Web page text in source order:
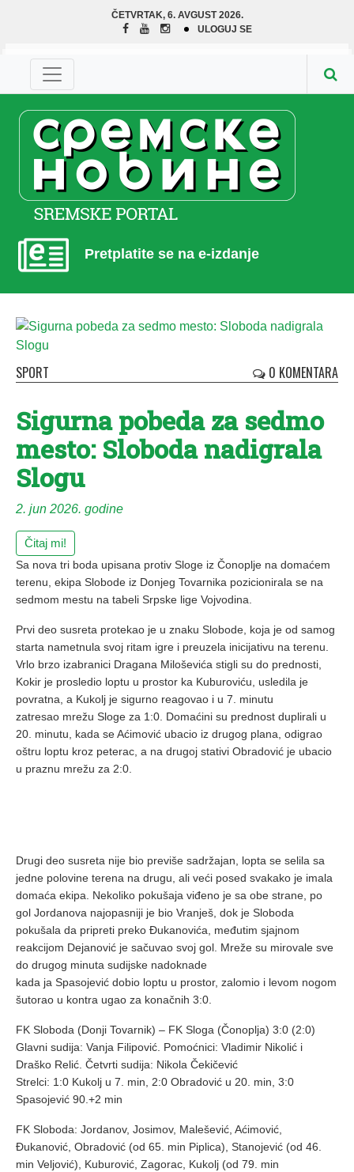
ČETVRTAK, 6. AVGUST 2026.
ULOGUJ SE
Pretplatite se na e-izdanje
SPORT 0 KOMENTARA
Sigurna pobeda za sedmo
mesto: Sloboda nadigrala
Slogu
2. jun 2026. godine
Čitaj mi!
Sa nova tri boda upisana protiv Sloge iz Čonoplje na domaćem
terenu, ekipa Slobode iz Donjeg Tovarnika pozicionirala se na
sedmom mestu na tabeli Srpske lige Vojvodina.
Prvi deo susreta protekao je u znaku Slobode, koja je od samog
starta nametnula svoj ritam igre i preuzela inicijativu na terenu.
Vrlo brzo izabranici Dragana Miloševića stigli su do prednosti,
Kokir je prosledio loptu u prostor ka Kuburoviću, usledila je
povratna, a Kukolj je sigurno reagovao i u 7. minutu
zatresao mrežu Sloge za 1:0. Domaćini su prednost duplirali u
20. minutu, kada se Aćimović ubacio iz drugog plana, odigrao
oštru loptu kroz peterac, a na drugoj stativi Obradović je ubacio
u praznu mrežu za 2:0.
Drugi deo susreta nije bio previše sadržajan, lopta se selila sa
jedne polovine terena na drugu, ali veći posed svakako je imala
domaća ekipa. Nekoliko pokušaja viđeno je sa obe strane, po
gol Jordanova najopasniji je bio Vranješ, dok je Sloboda
pokušala da pripreti preko Đukanovića, međutim sjajnom
reakcijom Dejanović je sačuvao svoj gol. Mreže su mirovale sve
do drugog minuta sudijske nadoknade
kada ja Spasojević dobio loptu u prostor, zalomio i levom nogom
šutorao u kontra ugao za konačnih 3:0.
FK Sloboda (Donji Tovarnik) – FK Sloga (Čonoplja) 3:0 (2:0)
Glavni sudija: Vanja Filipović. Pomoćnici: Vladimir Nikolić i
Draško Relić. Četvrti sudija: Nikola Čekičević
Strelci: 1:0 Kukolj u 7. min, 2:0 Obradović u 20. min, 3:0
Spasojević 90.+2 min
FK Sloboda: Jordanov, Josimov, Malešević, Aćimović,
Đukanović, Obradović (od 65. min Piplica), Stanojević (od 46.
min Veljović), Kuburović, Zagorac, Kukolj (od 79. min